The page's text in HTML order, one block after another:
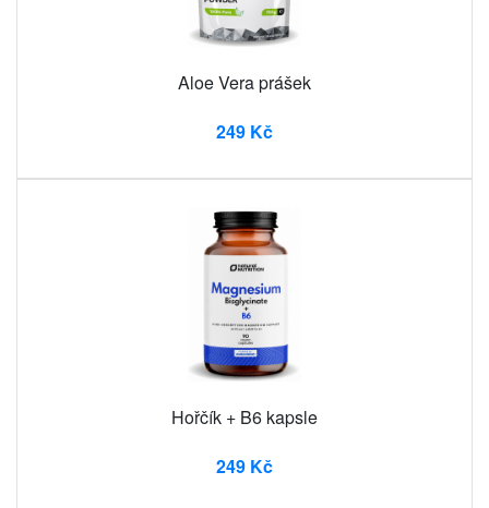
Aloe Vera prášek
249 Kč
Hořčík + B6 kapsle
249 Kč